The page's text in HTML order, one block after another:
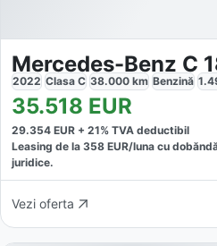
2022 Clasa C 38.000 km Benzină
35.518 EUR
29.354 EUR + 21% TVA deductibil
Leasing de la 358 EUR/luna cu
juridice.
Vezi oferta